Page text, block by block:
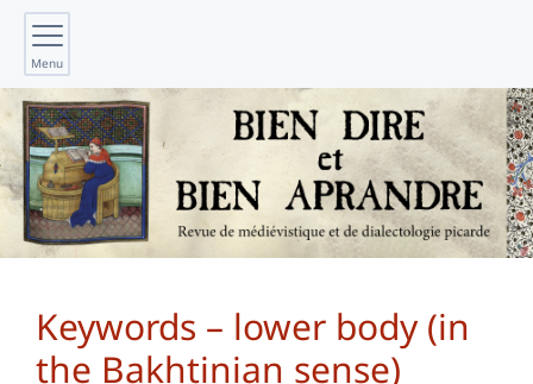
Menu
Keywords – lower body (in
the Bakhtinian sense)